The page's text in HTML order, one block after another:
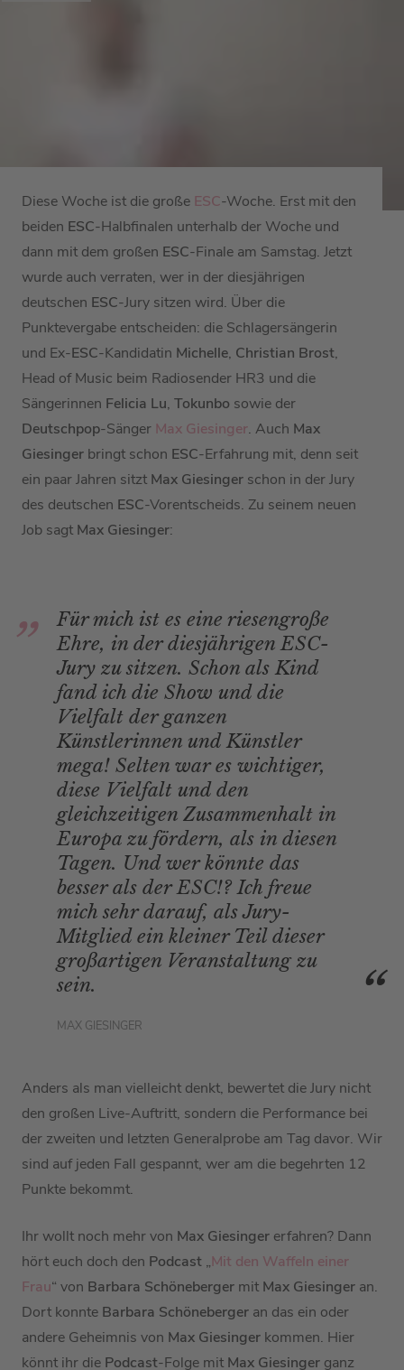
Diese Woche ist die große ESC-Woche. Erst mit den
beiden ESC-Halbfinalen unterhalb der Woche und
dann mit dem großen ESC-Finale am Samstag. Jetzt
wurde auch verraten, wer in der diesjährigen
deutschen ESC-Jury sitzen wird. Über die
Punktevergabe entscheiden: die Schlagersängerin
und Ex-ESC-Kandidatin Michelle, Christian Brost,
Head of Music beim Radiosender HR3 und die
Sängerinnen Felicia Lu, Tokunbo sowie der
Deutschpop-Sänger Max Giesinger. Auch Max
Giesinger bringt schon ESC-Erfahrung mit, denn seit
ein paar Jahren sitzt Max Giesinger schon in der Jury
des deutschen ESC-Vorentscheids. Zu seinem neuen
Job sagt Max Giesinger:
Für mich ist es eine riesengroße
Ehre, in der diesjährigen ESC-
Jury zu sitzen. Schon als Kind
fand ich die Show und die
Vielfalt der ganzen
Künstlerinnen und Künstler
mega! Selten war es wichtiger,
diese Vielfalt und den
gleichzeitigen Zusammenhalt in
Europa zu fördern, als in diesen
Tagen. Und wer könnte das
besser als der ESC!? Ich freue
mich sehr darauf, als Jury-
Mitglied ein kleiner Teil dieser
großartigen Veranstaltung zu
sein.
MAX GIESINGER
Anders als man vielleicht denkt, bewertet die Jury nicht
den großen Live-Auftritt, sondern die Performance bei
der zweiten und letzten Generalprobe am Tag davor. Wir
sind auf jeden Fall gespannt, wer am die begehrten 12
Punkte bekommt.
Ihr wollt noch mehr von Max Giesinger erfahren? Dann
hört euch doch den Podcast „Mit den Waffeln einer
Frau“ von Barbara Schöneberger mit Max Giesinger an.
Dort konnte Barbara Schöneberger an das ein oder
andere Geheimnis von Max Giesinger kommen. Hier
könnt ihr die Podcast-Folge mit Max Giesinger ganz